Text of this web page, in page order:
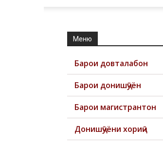
Меню
Барои довталабон
Барои донишҷӯён
Барои магистрантон
Донишҷӯёни хориҷӣ